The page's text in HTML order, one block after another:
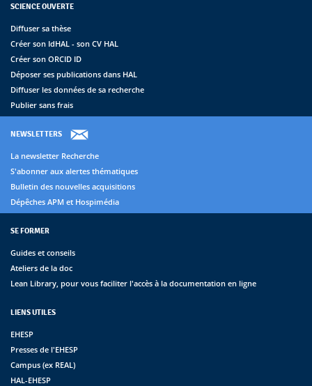
SCIENCE OUVERTE
Diffuser sa thèse
Créer son IdHAL - son CV HAL
Créer son ORCID ID
Déposer ses publications dans HAL
Diffuser les données de sa recherche
Publier sans frais
NEWSLETTERS
La newsletter Recherche
S'abonner aux alertes thématiques
Bulletin des nouvelles acquisitions
Dépêches APM et Hospimédia
SE FORMER
Guides et conseils
Ateliers de la doc
Lean Library, pour vous faciliter l'accès à la documentation en ligne
LIENS UTILES
EHESP
Presses de l'EHESP
Campus (ex REAL)
HAL-EHESP